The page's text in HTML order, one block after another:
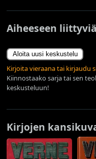
Aiheeseen
Aloita uusi keskustelu
Kirjoita vieraana tai kirjaudu
Kiinnostaako sarja tai sen
keskusteluun!
Kirjojen